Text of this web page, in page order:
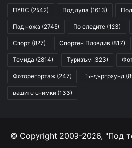
ПУЛС (2542) Под лупа (1613)
Под ножа (2745) По следите (123)
Спорт (827) Спортен Пловдив (817)
Темида (2814) Туризъм (323)
Фоторепортаж (247) Ъндърграунд
вашите снимки (133)
© Copyright 2009-2026, "Под